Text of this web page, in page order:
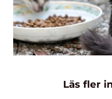
Läs fler